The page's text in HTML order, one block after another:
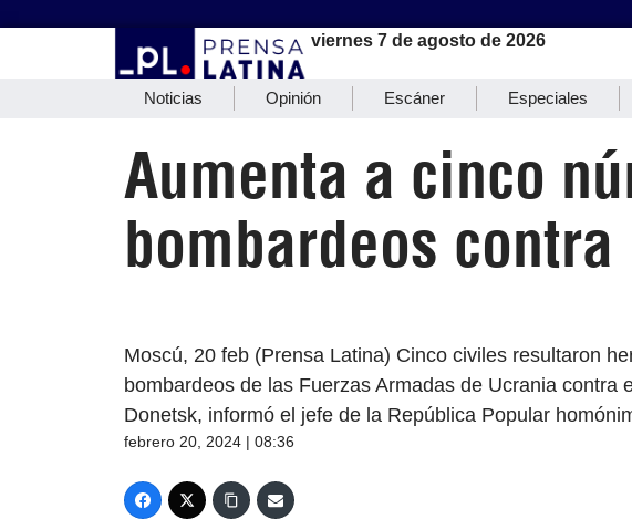
viernes 7 de agosto de 2026
Noticias Opinión Escáner Especiales
Aumenta a cinco
bombardeos contra
Moscú, 20 feb (Prensa Latina) Cinco civiles resultaron
bombardeos de las Fuerzas Armadas de Ucrania contra
Donetsk, informó el jefe de la República Popular
febrero 20, 2024 | 08:36